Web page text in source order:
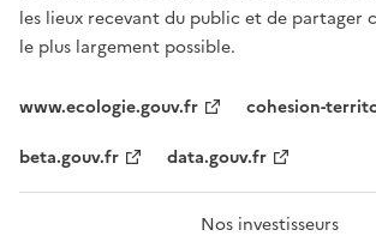
les lieux recevant du public et de partager
le plus largement possible.
www.ecologie.gouv.fr
cohesion-
beta.gouv.fr
data.gouv.fr
Nos investisseurs